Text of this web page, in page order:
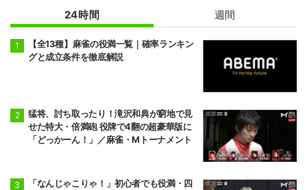
24時間 週間
【全13種】麻雀の役満一覧｜確率ランキン
グと成立条件を徹底解説
猛将、討ち取ったり！滝沢和典が窮地で見
せた特大・倍満砲 役牌で4翻の超豪華版に
「どっかーん！」／麻雀・Mトーナメント
「なんじゃこりゃ！」初心者でも役満・四